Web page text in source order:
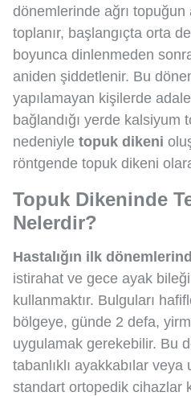
dönemlerinde ağrı
toplanır, başlangıçta orta
boyunca dinlenmeden
aniden şiddetlenir. Bu
yapılamayan kişilerde
bağlandığı yerde kalsiyum
nedeniyle topuk dikeni
röntgende topuk dikeni
Topuk Dikeninde
Nelerdir?
Hastalığın ilk
istirahat ve gece ayak
kullanmaktır. Bulguları
bölgeye, günde 2 defa,
uygulamak gerekebilir. Bu
tabanlıklı ayakkabılar
standart ortopedik cihazlar